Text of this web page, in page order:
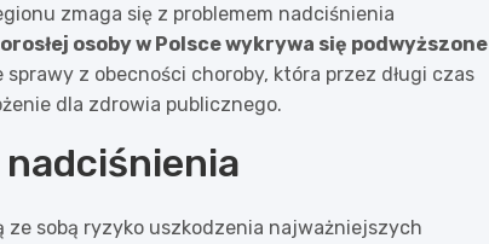
zmaga się z problemem nadciśnienia
osoby w Polsce wykrywa się podwyższone
z obecności choroby, która przez długi czas
dla zdrowia publicznego.
sobą ryzyko uszkodzenia najważniejszych